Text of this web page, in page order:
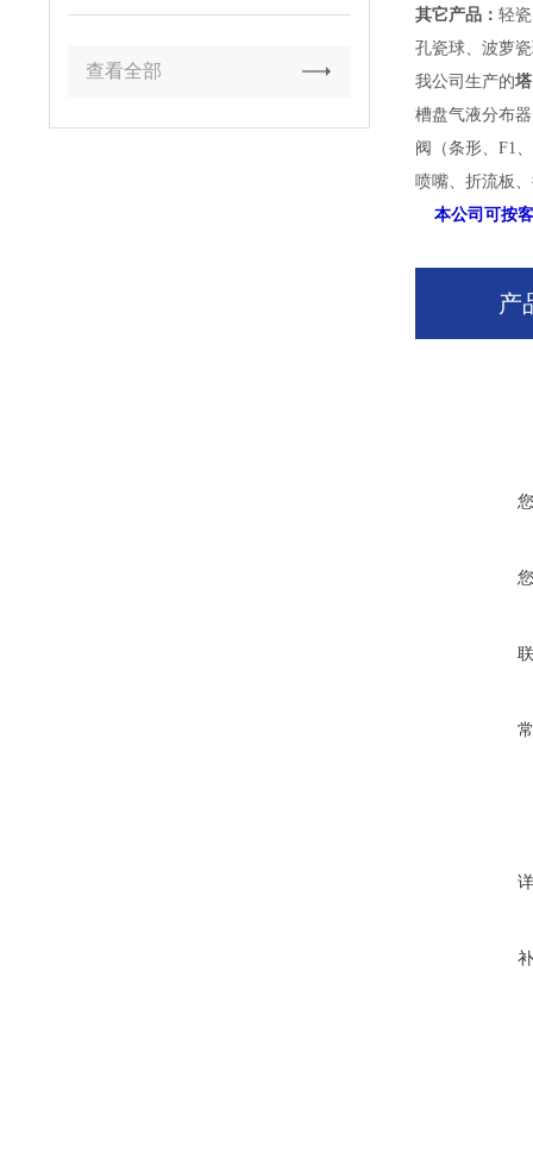
查看全部
其它产品：轻
孔瓷球、波萝
我公司生产的
槽盘气液分布
阀（条形、F1
喷嘴、折流板
本公司可按
产